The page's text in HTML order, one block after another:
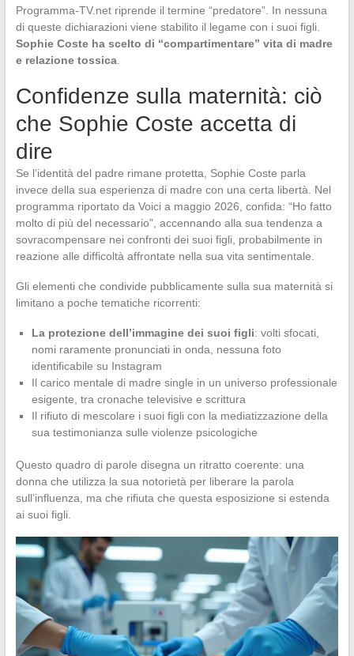
Programma-TV.net riprende il termine “predatore”. In nessuna
di queste dichiarazioni viene stabilito il legame con i suoi figli.
Sophie Coste ha scelto di “compartimentare” vita di madre
e relazione tossica.
Confidenze sulla maternità: ciò
che Sophie Coste accetta di
dire
Se l’identità del padre rimane protetta, Sophie Coste parla
invece della sua esperienza di madre con una certa libertà. Nel
programma riportato da Voici a maggio 2026, confida: “Ho fatto
molto di più del necessario”, accennando alla sua tendenza a
sovracompensare nei confronti dei suoi figli, probabilmente in
reazione alle difficoltà affrontate nella sua vita sentimentale.
Gli elementi che condivide pubblicamente sulla sua maternità si
limitano a poche tematiche ricorrenti:
La protezione dell’immagine dei suoi figli: volti sfocati,
nomi raramente pronunciati in onda, nessuna foto
identificabile su Instagram
Il carico mentale di madre single in un universo professionale
esigente, tra cronache televisive e scrittura
Il rifiuto di mescolare i suoi figli con la mediatizzazione della
sua testimonianza sulle violenze psicologiche
Questo quadro di parole disegna un ritratto coerente: una
donna che utilizza la sua notorietà per liberare la parola
sull’influenza, ma che rifiuta che questa esposizione si estenda
ai suoi figli.